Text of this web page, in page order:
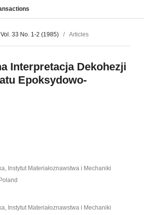
Vol. 33 No. 1-2 (1985) / Articles
Interpretacja Dekohezji
Epoksydowo-
Instytut Materiałoznawstwa i Mechaniki
Instytut Materiałoznawstwa i Mechaniki